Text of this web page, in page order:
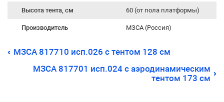
Высота тента, см 60 (от пола платформы)
Производитель МЗСА (Россия)
МЗСА 817710 исп.026 с тентом 128 см
МЗСА 817701 исп.024 с аэродинамическим
тентом 173 см